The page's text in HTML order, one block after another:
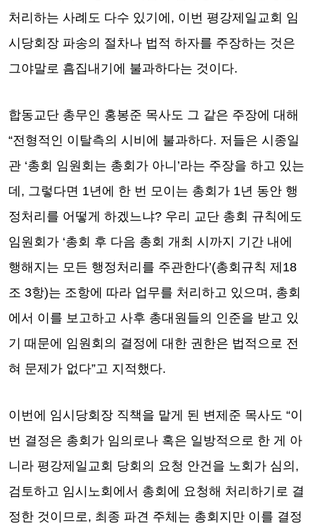
처리하는 사례도 다수 있기에, 이번 평강제일교회 임
시당회장 파송의 절차나 법적 하자를 주장하는 것은
그야말로 흠집내기에 불과하다는 것이다.
합동교단 총무인 홍봉준 목사도 그 같은 주장에 대해
“전형적인 이탈측의 시비에 불과하다. 저들은 시종일
관 ‘총회 임원회는 총회가 아니’라는 주장을 하고 있는
데, 그렇다면 1년에 한 번 모이는 총회가 1년 동안 행
정처리를 어떻게 하겠느냐? 우리 교단 총회 규칙에도
임원회가 ‘총회 후 다음 총회 개최 시까지 기간 내에
행해지는 모든 행정처리를 주관한다’(총회규칙 제18
조 3항)는 조항에 따라 업무를 처리하고 있으며, 총회
에서 이를 보고하고 사후 총대원들의 인준을 받고 있
기 때문에 임원회의 결정에 대한 권한은 법적으로 전
혀 문제가 없다”고 지적했다.
이번에 임시당회장 직책을 맡게 된 변제준 목사도 “이
번 결정은 총회가 임의로나 혹은 일방적으로 한 게 아
니라 평강제일교회 당회의 요청 안건을 노회가 심의,
검토하고 임시노회에서 총회에 요청해 처리하기로 결
정한 것이므로, 최종 파견 주체는 총회지만 이를 결정